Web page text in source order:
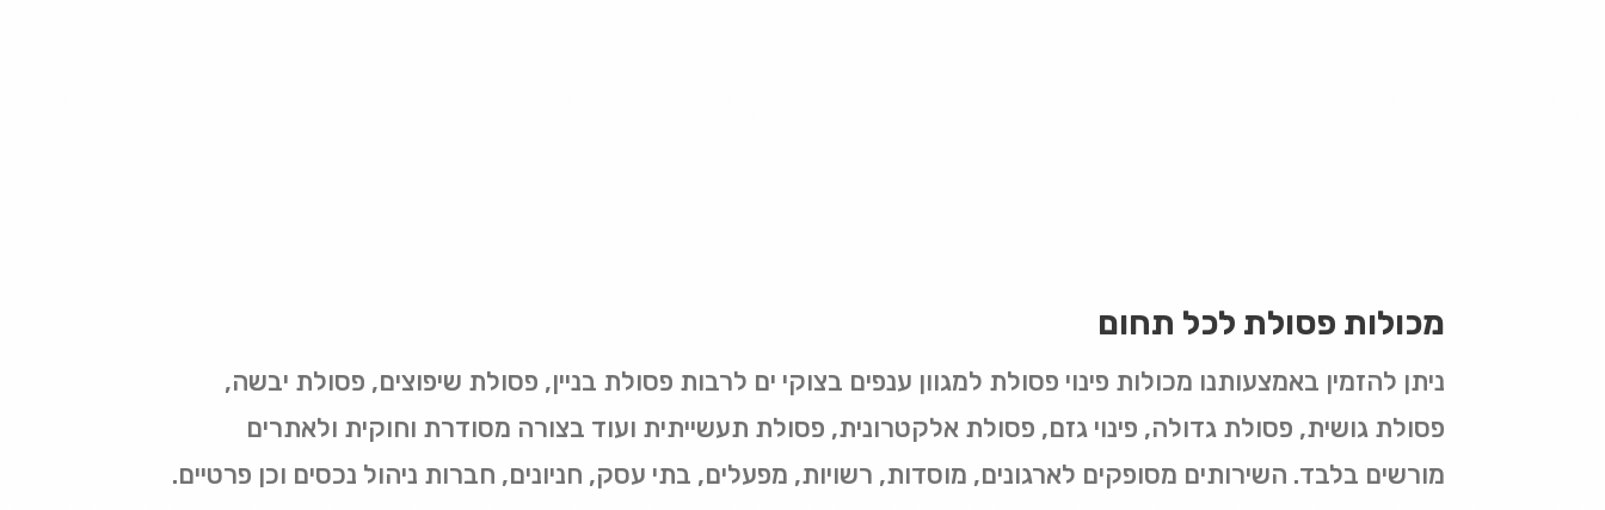
מכולות פסולת לכל תחום
ניתן להזמין באמצעותנו מכולות פינוי פסולת למגוון ענפים בצוקי ים לרבות פסולת בניין, פסולת שיפוצים, פסולת יבשה,
פסולת גושית, פסולת גדולה, פינוי גזם, פסולת אלקטרונית, פסולת תעשייתית ועוד בצורה מסודרת וחוקית ולאתרים
מורשים בלבד. השירותים מסופקים לארגונים, מוסדות, רשויות, מפעלים, בתי עסק, חניונים, חברות ניהול נכסים וכן פרטיים.